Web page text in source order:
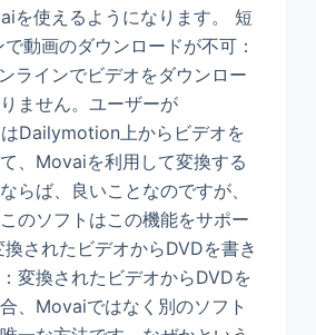
を使えるようになります。 短
動画のダウンロードが不可：
ラインでビデオをダウンロー
ません。ユーザーが
Dailymotion上からビデオを
、Movaiを利用して変換する
らば、良いことなのですが、
のソフトはこの機能をサポー
換されたビデオからDVDを書き
変換されたビデオからDVDを
、Movaiではなく別のソフト